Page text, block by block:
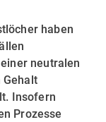
haben
neutralen
Insofern
Prozesse